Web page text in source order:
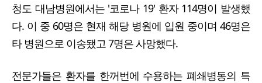
청도 대남병원에서는 '코로나 19' 환자 114명이 발생했
다. 이 중 60명은 현재 해당 병원에 입원 중이며 46명은
타 병원으로 이송됐고 7명은 사망했다.
전문가들은 환자를 한꺼번에 수용하는 폐쇄병동의 특